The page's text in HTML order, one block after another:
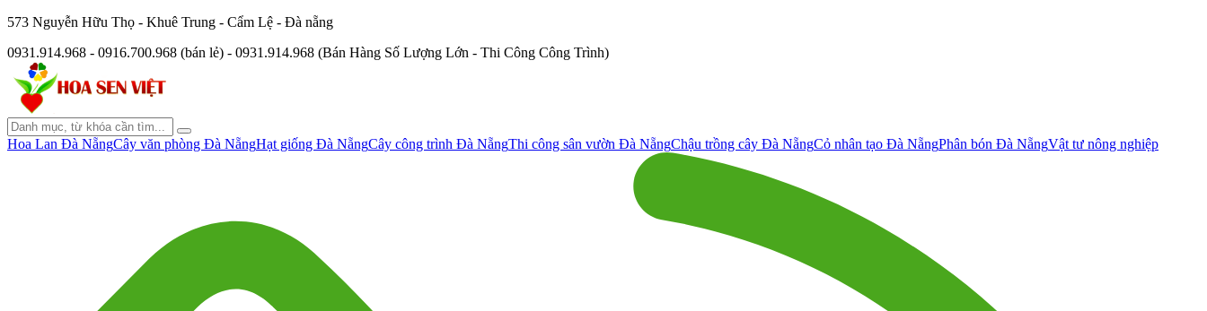
573 Nguyễn Hữu Thọ - Khuê Trung - Cẩm Lệ - Đà nẵng
0931.914.968 - 0916.700.968 (bán lẻ) - 0931.914.968 (Bán Hàng Số Lượng Lớn - Thi Công Công Trình)
Hoa Lan Đà NẵngCây văn phòng Đà NẵngHạt giống Đà NẵngCây công trình Đà NẵngThi công sân vườn Đà NẵngChậu trồng cây Đà NẵngCỏ nhân tạo Đà NẵngPhân bón Đà NẵngVật tư nông nghiệp